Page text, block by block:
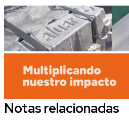
Notas relacionadas